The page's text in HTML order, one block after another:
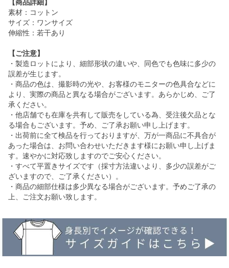
【商品詳細】
素材：コットン
サイズ：ワンサイズ
伸縮性：若干あり
【ご注意】
・製造ロットにより、細部形状の違いや、同色でも色味に多少の
誤差が生じます。
・商品の色は、撮影時の光や、お客様のモニターの色具合などに
より、実際の商品と異なる場合がございます。あらかじめ、ご了
承ください。
・他店舗でも在庫を共有して販売をしている為、受注後欠品とな
る場合もございます。予め、ご了承お願い申し上げます。
・出荷前に全て検品を行っておりますが、万が一商品に不具合が
あった場合は、お問い合わせいただきます様にお願い申し上げま
す。速やかに対応致しますのでご安心ください。
・すべて平置きサイズです（採寸方法違いより、多少の誤差がご
ざいますので、ご了承ください）。
・商品の細部仕様は多少異なる場合がございます。予めご了承の
上、ご注文お願い致します。